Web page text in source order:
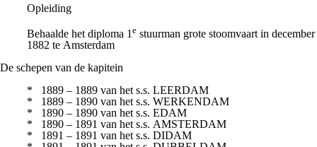
Opleiding
Behaalde het diploma 1 estuurman grote stoomvaart in december
1882 te Amsterdam
De schepen van de kapitein
* 1889 – 1889 van het s.s. LEERDAM
* 1889 – 1890 van het s.s. WERKENDAM
* 1890 – 1890 van het s.s. EDAM
* 1890 – 1891 van het s.s. AMSTERDAM
* 1891 – 1891 van het s.s. DIDAM